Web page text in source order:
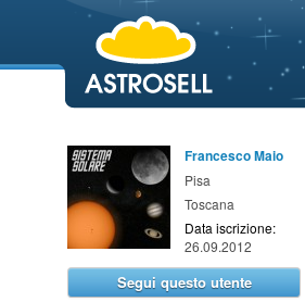
Francesco Maio
Pisa
Toscana
Data iscrizione:
26.09.2012
Segui questo utente